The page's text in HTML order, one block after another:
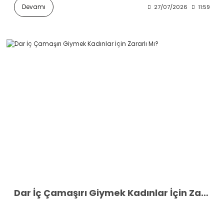
Devamı 27/07/2026 11:59
Dar İç Çamaşırı Giymek Kadınlar İçin Zararlı Mı?